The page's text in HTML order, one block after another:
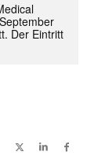
Der Eintritt